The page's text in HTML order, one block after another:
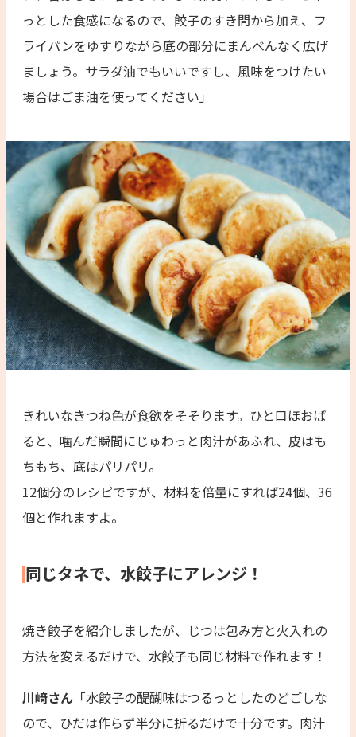
っとした食感になるので、餃子のすき間から加え、フ
ライパンをゆすりながら底の部分にまんべんなく広げ
ましょう。サラダ油でもいいですし、風味をつけたい
場合はごま油を使ってください」
きれいなきつね色が食欲をそそります。ひと口ほおば
ると、噛んだ瞬間にじゅわっと肉汁があふれ、皮はも
ちもち、底はパリパリ。
12個分のレシピですが、材料を倍量にすれば24個、36
個と作れますよ。
同じタネで、水餃子にアレンジ！
焼き餃子を紹介しましたが、じつは包み方と火入れの
方法を変えるだけで、水餃子も同じ材料で作れます！
川﨑さん 「水餃子の醍醐味はつるっとしたのどごしな
ので、ひだは作らず半分に折るだけで十分です。肉汁